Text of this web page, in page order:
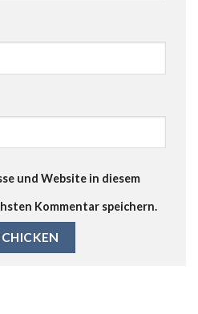
und Website in diesem
Kommentar speichern.